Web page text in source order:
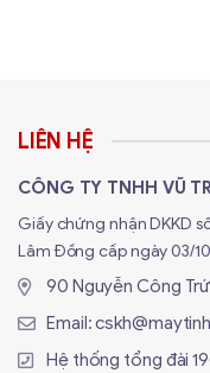
vời hơn với chuột
phẩm này mang lại
cáo chỉ 1 ms, giúp
bảo kết nối ổn định.
đấu trong những trận
và phản hồi nhanh
LIÊN HỆ
CÔNG TY TNHH VŨ
Giấy chứng nhận DKKD
Lâm Đồng cấp ngày 03/
90 Nguyễn Công
Email:
Hệ thống tổng đài